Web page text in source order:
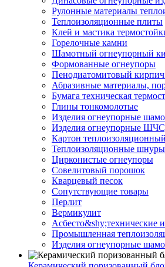
Рулонные материалы
Тепло­изоляционные плиты
Клей и мастика
Горелочные камни
Шамотный огнеупорный
Формованные огнеупоры
Пенодиатомитовый
Абразивные материалы,
Бумага техническая
Глины тонкомолотые
Изделия огнеупорные
Изделия огнеупорные
Картон теплоизоляционный
Теплоизоляционные шнуры
Цирконистые огнеупоры
Совелитовый порошок
Кварцевый песок
Сопутствующие товары
Перлит
Вермикулит
Асбесто&shy;технические
Промышленная
Изделия огнеупорные